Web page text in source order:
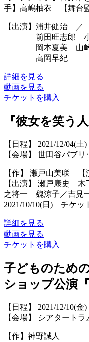
手】高嶋柚衣 【舞台
【出演】浦井健治 ／
前田旺志郎 小
岡本夏美 山﨑
高岡早紀
詳細を見る
動画を見る
チケットを購入
『彼女を笑う
【日程】 2021/12/04(土
【会場】 世田谷パブ
【作】 瀬戸山美咲 【
【出演】 瀬戸康史
之将一 魏涼子／吉見
2021/10/10(日) チケッ
詳細を見る
動画を見る
チケットを購入
子どものため
ショップ公演
【日程】 2021/12/10(金
【会場】 シアタートラ
【作】神野誠人